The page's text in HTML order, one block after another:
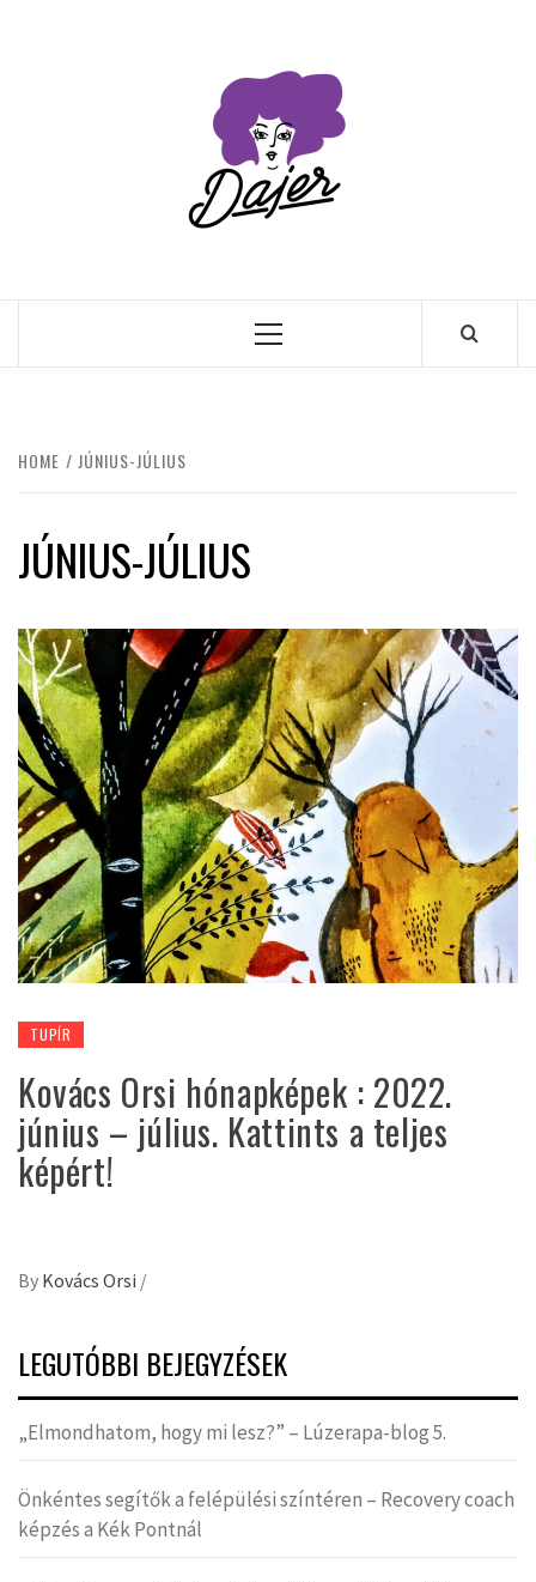
Primary
HOME JÚNIUS-JÚLIUS
JÚNIUS-JÚLIUS
TUPÍR
Kovács Orsi hónapképek : 2022.
június – július. Kattints a teljes
képért!
By Kovács Orsi /
LEGUTÓBBI BEJEGYZÉSEK
„Elmondhatom, hogy mi lesz?” – Lúzerapa-blog 5.
Önkéntes segítők a felépülési színtéren – Recovery coach
képzés a Kék Pontnál